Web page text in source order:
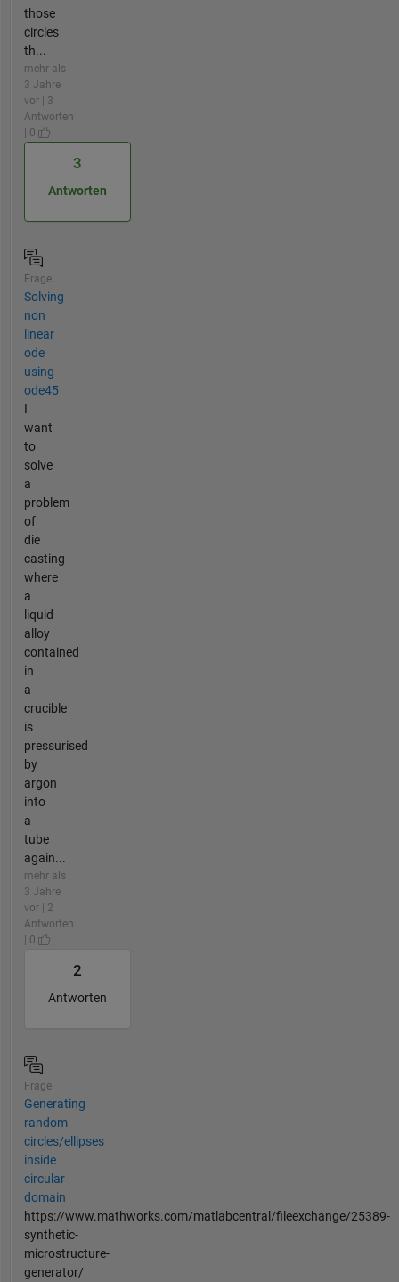
those
circles
th...
mehr als
3 Jahre
vor | 3
Antworten
| 0
3
Antworten
Frage
Solving
non
linear
ode
using
ode45
I
want
to
solve
a
problem
of
die
casting
where
a
liquid
alloy
contained
in
a
crucible
is
pressurised
by
argon
into
a
tube
again...
mehr als
3 Jahre
vor | 2
Antworten
| 0
2
Antworten
Frage
Generating
random
circles/ellipses
inside
circular
domain
https://www.mathworks.com/matlabcentral/fileexchange/25389-
synthetic-
microstructure-
generator/